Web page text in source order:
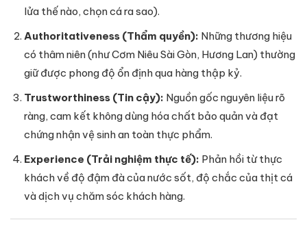
lửa thế nào, chọn cá ra sao).
Authoritativeness (Thẩm quyền): Những thương hiệu
có thâm niên (như Cơm Niêu Sài Gòn, Hương Lan) thường
giữ được phong độ ổn định qua hàng thập kỷ.
Trustworthiness (Tin cậy): Nguồn gốc nguyên liệu rõ
ràng, cam kết không dùng hóa chất bảo quản và đạt
chứng nhận vệ sinh an toàn thực phẩm.
Experience (Trải nghiệm thực tế): Phản hồi từ thực
khách về độ đậm đà của nước sốt, độ chắc của thịt cá
và dịch vụ chăm sóc khách hàng.